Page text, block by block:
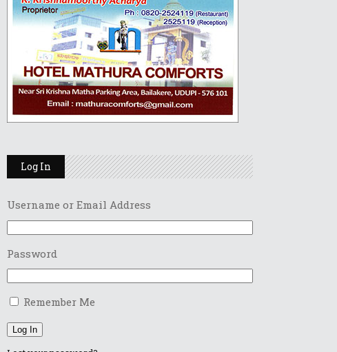
Log In
Username or Email Address
Password
Remember Me
Log In